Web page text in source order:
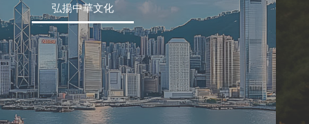
弘揚中華文化